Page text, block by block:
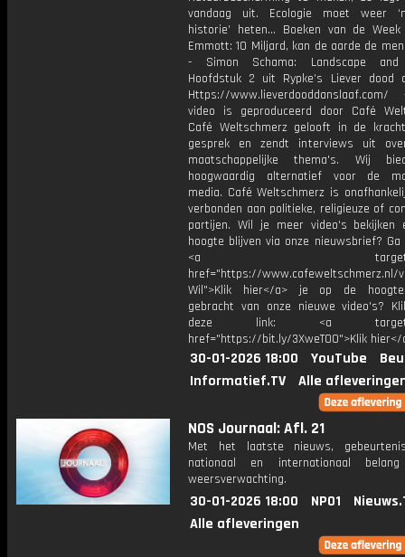
vandaag uit. Ecologie moet weer
historie’ heten… Boeken van de
Emmott: 10 Miljard, kan de aarde de
- Simon Schama: Landscape and
Hoofdstuk 2 uit Rypke’s Liever dood
Https://
video is geproduceerd door Café
Café Weltschmerz gelooft in de
gesprek en zendt interviews uit
maatschappelijke thema's. Wij
hoogwaardig alternatief voor de
media. Café Weltschmerz is
verbonden aan politieke, religieuze of
partijen. Wil je meer video's bekijken
hoogte blijven via onze nieuwsbrief? Ga
<a
href="https://www.cafeweltschmerz.nl/
Wil">Klik hier</a> je op de
gebracht van onze nieuwe video's?
deze link: <a
href="https://bit.ly/3XweTO0">Klik hier</
30-01-2026 18:00 YouTube
Informatief.TV
Alle
NOS Journaal: Afl. 21
Met het laatste nieuws,
nationaal en internationaal
weersverwachting.
30-01-2026 18:00 NPO1
Alle afleveringen